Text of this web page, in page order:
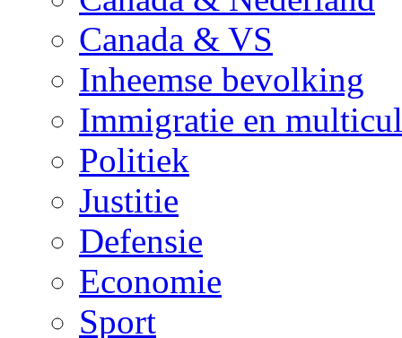
Canada & VS
Inheemse bevolking
Immigratie en
Politiek
Justitie
Defensie
Economie
Sport